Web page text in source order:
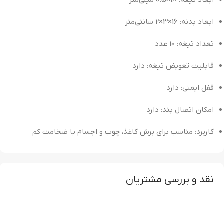
ابعاد بدنه: 16×3×2 سانتی‌متر
تعداد تیغه: 10 عدد
قابلیت تعویض تیغه: دارد
قفل ایمنی: دارد
امکان اتصال بند: دارد
کاربرد: مناسب برای برش کاغذ، چوب و اجسام با ضخامت کم
نقد و بررسی مشتریان